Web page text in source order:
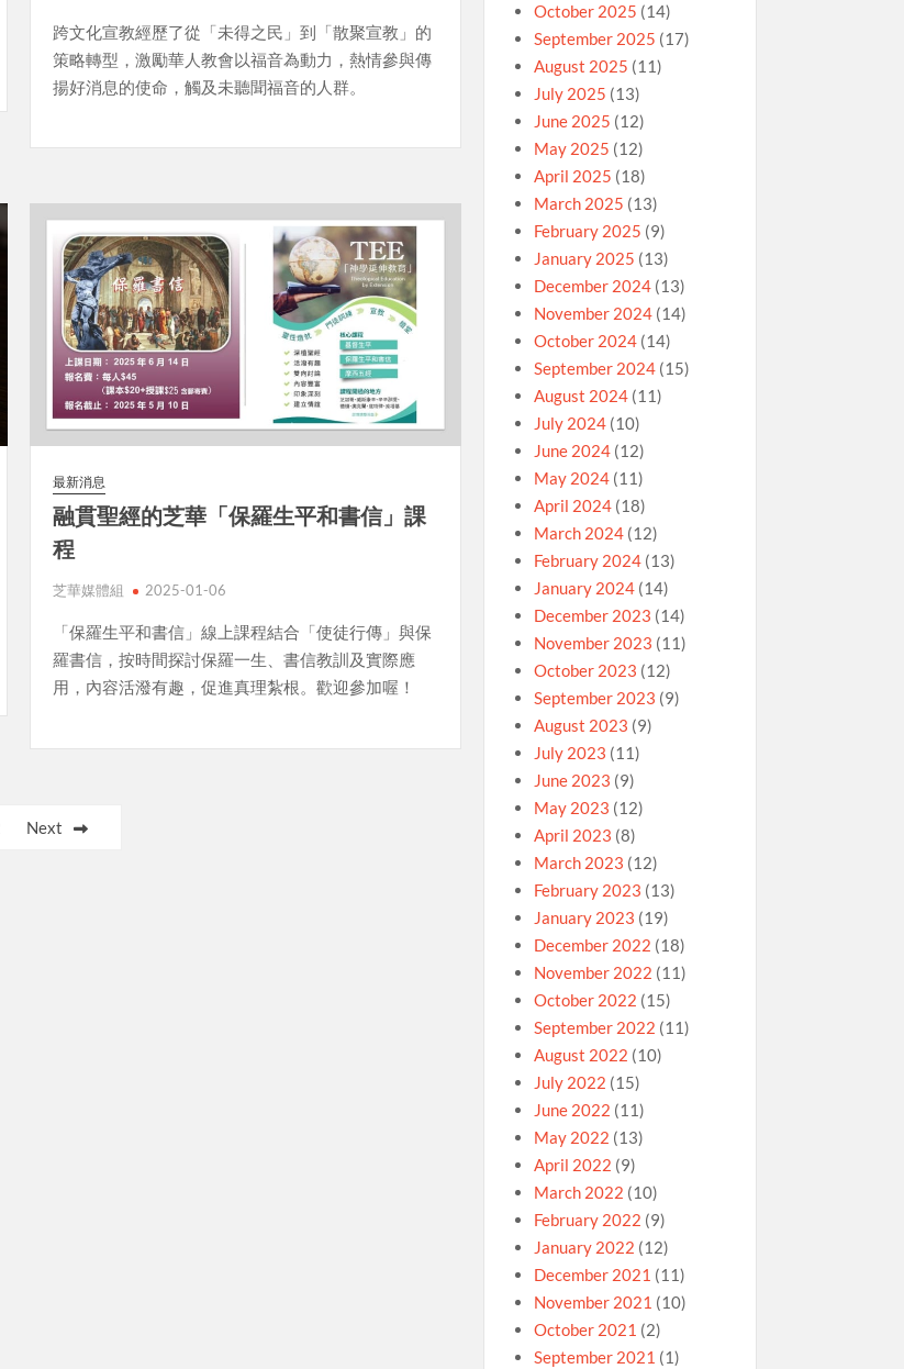
跨文化宣教經歷了從「未得之民」到「散聚宣教」的
策略轉型，激勵華人教會以福音為動力，熱情參與傳
揚好消息的使命，觸及未聽聞福音的人群。
最新消息
融貫聖經的芝華「保羅生平和書信」課
程
芝華媒體組 2025-01-06
「保羅生平和書信」線上課程結合「使徒行傳」與保
羅書信，按時間探討保羅一生、書信教訓及實際應
用，內容活潑有趣，促進真理紮根。歡迎參加喔！
Next
October 2025 (14)
September 2025 (17)
August 2025 (11)
July 2025 (13)
June 2025 (12)
May 2025 (12)
April 2025 (18)
March 2025 (13)
February 2025 (9)
January 2025 (13)
December 2024(13)
November 2024(14)
October 2024(14)
September 2024(15)
August 2024(11)
July 2024(10)
June 2024(12)
May 2024(11)
April 2024(18)
March 2024(12)
February 2024(13)
January 2024(14)
December 2023 (14)
November 2023 (11)
October 2023 (12)
September 2023 (9)
August 2023 (9)
July 2023 (11)
June 2023 (9)
May 2023 (12)
April 2023 (8)
March 2023 (12)
February 2023 (13)
January 2023 (19)
December 2022 (18)
November 2022 (11)
October 2022 (15)
September 2022 (11)
August 2022 (10)
July 2022 (15)
June 2022 (11)
May 2022 (13)
April 2022 (9)
March 2022 (10)
February 2022 (9)
January 2022 (12)
December 2021 (11)
November 2021 (10)
October 2021 (2)
September 2021 (1)